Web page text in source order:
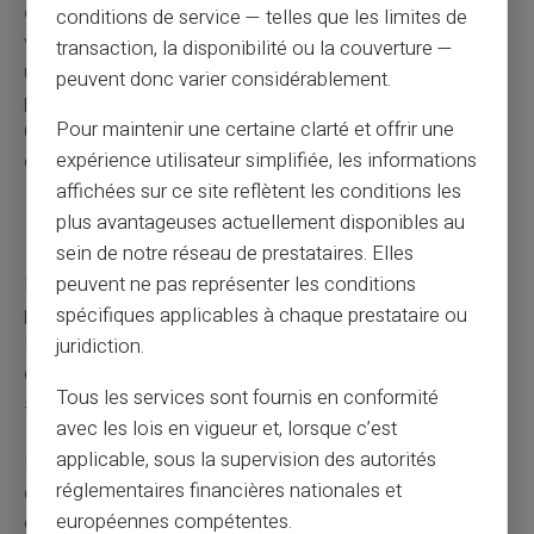
délai de régularisationoù les allocations restent
versées. Ce délai laissant le temps au jeune de trouver
une autre formation ou un emploi sans coupure brutale
pour les parents. Prenez soin de vérifier auprès de la
CAF pour connaître la durée exacte de ce délai et les
conditions à remplir pour en bénéficier.
Enfant en service civique
Le statut d'un enfant engagé dans un service civique est
particulier en ce qui concerne les allocations familiales.
Puisque le service civique est considéré comme un
engagement non rémunéré, cela peut avoir un
sur le droitaux allocations.
Pour le calcul des ressources prises en compte, la CAF
considère généralement l'indemnité perçue par l'enfant
en service civique. Cependant, cette indemnité bénéficie
conditions de service — telles que les limites de
transaction, la disponibilité ou la couverture —
peuvent donc varier considérablement.
Pour maintenir une certaine clarté et offrir une
expérience utilisateur simplifiée, les informations
affichées sur ce site reflètent les conditions les
plus avantageuses actuellement disponibles au
sein de notre réseau de prestataires. Elles
peuvent ne pas représenter les conditions
spécifiques applicables à chaque prestataire ou
juridiction.
Tous les services sont fournis en conformité
avec les lois en vigueur et, lorsque c’est
applicable, sous la supervision des autorités
réglementaires financières nationales et
européennes compétentes.